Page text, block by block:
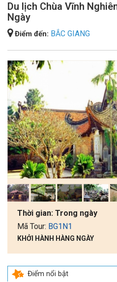
Du lịch Chùa Vĩnh
Ngày
Điểm đến: BẮC GIANG
Thời gian: Trong ngày
Mã Tour: BG1N1
KHỞI HÀNH HÀNG NGÀY
Điểm nổi bật